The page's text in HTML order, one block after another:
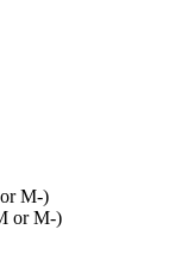
M-)
or M-)